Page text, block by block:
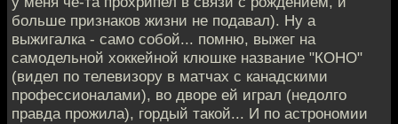
больше признаков жизни не подавал). Ну а
выжигалка - само собой... помню, выжег на
самодельной хоккейной клюшке название "КОНО"
(видел по телевизору в матчах с канадскими
профессионалами), во дворе ей играл (недолго
правда прожила), гордый такой... И по астрономии